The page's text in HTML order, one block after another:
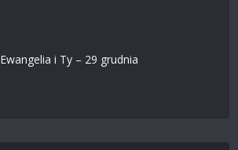
Ewangelia i Ty – 29 grudnia